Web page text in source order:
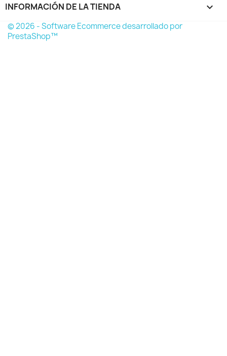
INFORMACIÓN DE LA TIENDA keyboard_arrow_down
© 2026 - Software Ecommerce desarrollado por
PrestaShop™